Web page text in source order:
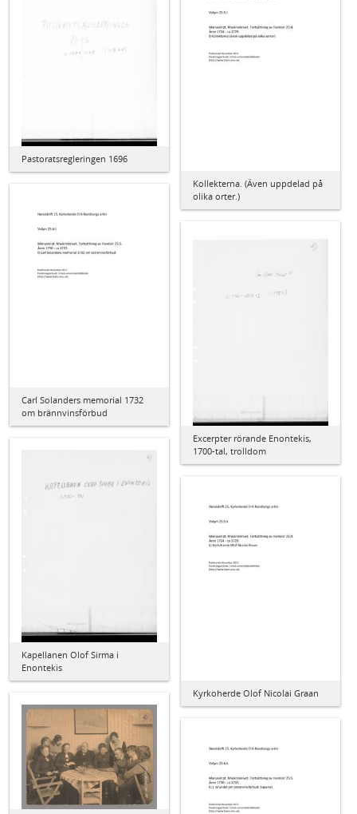
Pastoratsregleringen 1696
Kollekterna. (Även uppdelad på
olika orter.)
Carl Solanders memorial 1732
om brännvinsförbud
Excerpter rörande Enontekis,
1700-tal, trolldom
Kapellanen Olof Sirma i
Enontekis
Kyrkoherde Olof Nicolai Graan